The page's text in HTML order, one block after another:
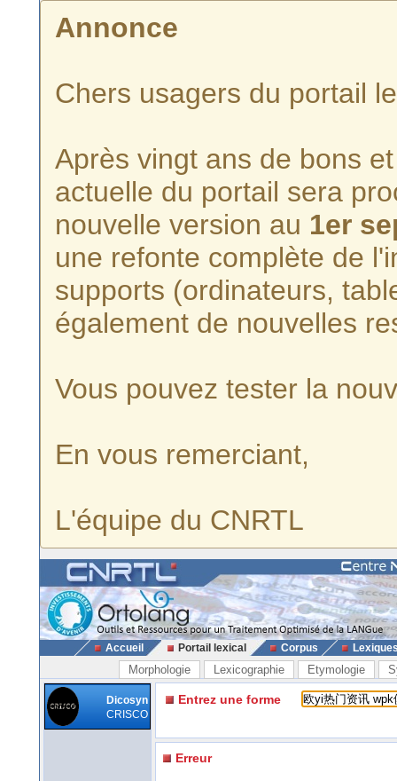
Annonce
Chers usagers du portail
Après vingt ans de bons
actuelle du portail sera
nouvelle version au 1er
une refonte complète de
supports (ordinateurs,
également de nouvelles
Vous pouvez tester la
En vous remerciant,
L'équipe du CNRTL
Accueil Portail lexical Corpus
Morphologie Lexicographie Etymologie
Dicosyn
CRISCO
Entrez une forme
Erreur